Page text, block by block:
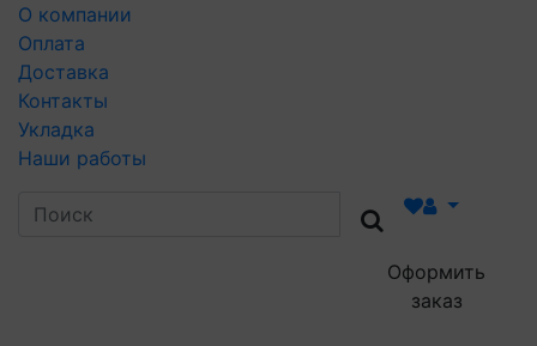
О компании
Оплата
Доставка
Контакты
Укладка
Наши работы
Оформить
заказ